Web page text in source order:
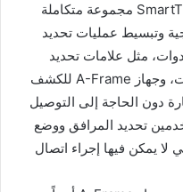
وتتضمن حزمة SmartTrace Premium Kit مجموعة متكاملة
وتبسيط عمليات تحديد
مثل علامات تحديد
المواقع، وأداة رش لتحديد المسارات، وجهاز A-Frame للكشف
دون الحاجة إلى التوصيل
تحديد المرافق ووضع
لا يمكن فيها إجراء اتصال